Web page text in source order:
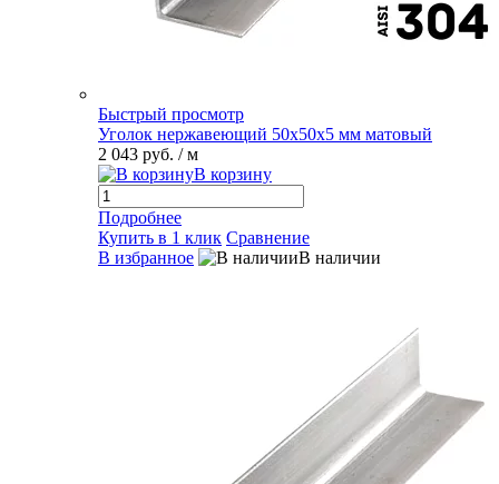
Быстрый просмотр
Уголок нержавеющий 50х50х5 мм матовый
2 043 руб. / м
В корзину
Подробнее
Купить в 1 клик Сравнение
В избранное
В наличии